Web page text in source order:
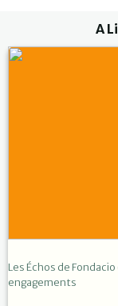
A
Les Échos de
engagements